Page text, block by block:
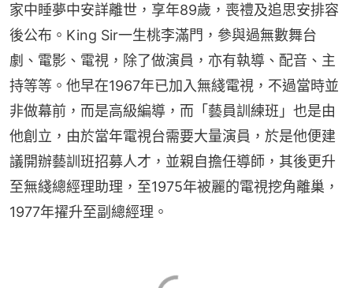
家中睡夢中安詳離世，享年89歲，喪禮及追思安排容
後公布。King Sir一生桃李滿門，參與過無數舞台
劇、電影、電視，除了做演員，亦有執導、配音、主
持等等。他早在1967年已加入無綫電視，不過當時並
非做幕前，而是高級編導，而「藝員訓練班」也是由
他創立，由於當年電視台需要大量演員，於是他便建
議開辦藝訓班招募人才，並親自擔任導師，其後更升
至無綫總經理助理，至1975年被麗的電視挖角離巢，
1977年擢升至副總經理。